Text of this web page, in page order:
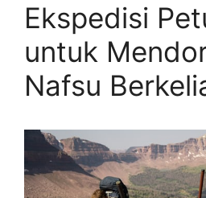
Ekspedisi
untuk
Nafsu